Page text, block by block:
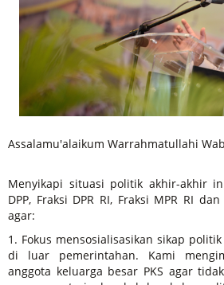
Assalamu'alaikum Warrahmatullahi
Menyikapi situasi politik akhir-akhir
DPP, Fraksi DPR RI, Fraksi MPR RI
agar:
1. Fokus mensosialisasikan sikap
di luar pemerintahan. Kami
anggota keluarga besar PKS agar